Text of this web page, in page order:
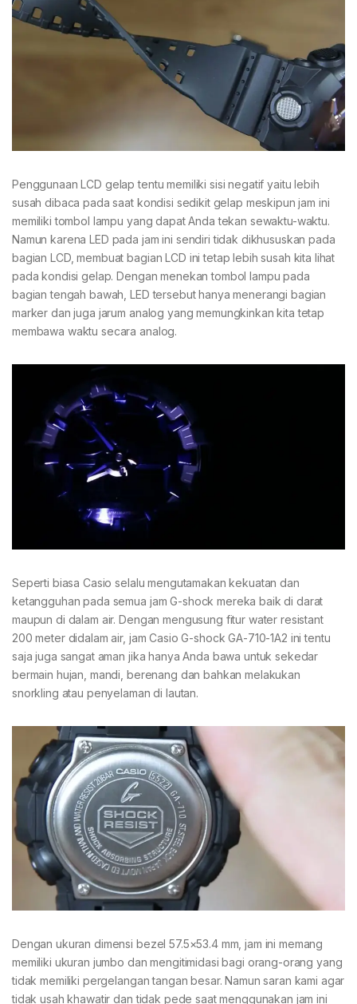
Penggunaan LCD gelap tentu memiliki sisi negatif yaitu lebih
susah dibaca pada saat kondisi sedikit gelap meskipun jam ini
memiliki tombol lampu yang dapat Anda tekan sewaktu-waktu.
Namun karena LED pada jam ini sendiri tidak dikhususkan pada
bagian LCD, membuat bagian LCD ini tetap lebih susah kita lihat
pada kondisi gelap. Dengan menekan tombol lampu pada
bagian tengah bawah, LED tersebut hanya menerangi bagian
marker dan juga jarum analog yang memungkinkan kita tetap
membawa waktu secara analog.
Seperti biasa Casio selalu mengutamakan kekuatan dan
ketangguhan pada semua jam G-shock mereka baik di darat
maupun di dalam air. Dengan mengusung fitur water resistant
200 meter didalam air, jam Casio G-shock GA-710-1A2 ini tentu
saja juga sangat aman jika hanya Anda bawa untuk sekedar
bermain hujan, mandi, berenang dan bahkan melakukan
snorkling atau penyelaman di lautan.
Dengan ukuran dimensi bezel 57.5×53.4 mm, jam ini memang
memiliki ukuran jumbo dan mengitimidasi bagi orang-orang yang
tidak memiliki pergelangan tangan besar. Namun saran kami agar
tidak usah khawatir dan tidak pede saat menggunakan jam ini